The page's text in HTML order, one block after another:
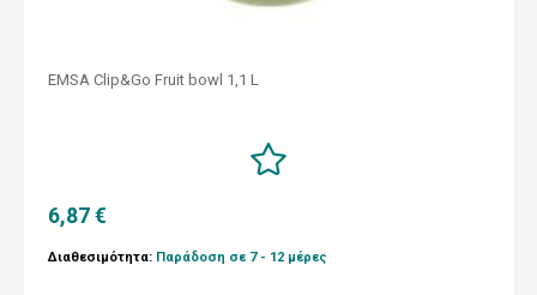
EMSA Clip&Go Fruit bowl 1,1 L
6,87 €
Διαθεσιμότητα: Παράδοση σε 7 - 12 μέρες